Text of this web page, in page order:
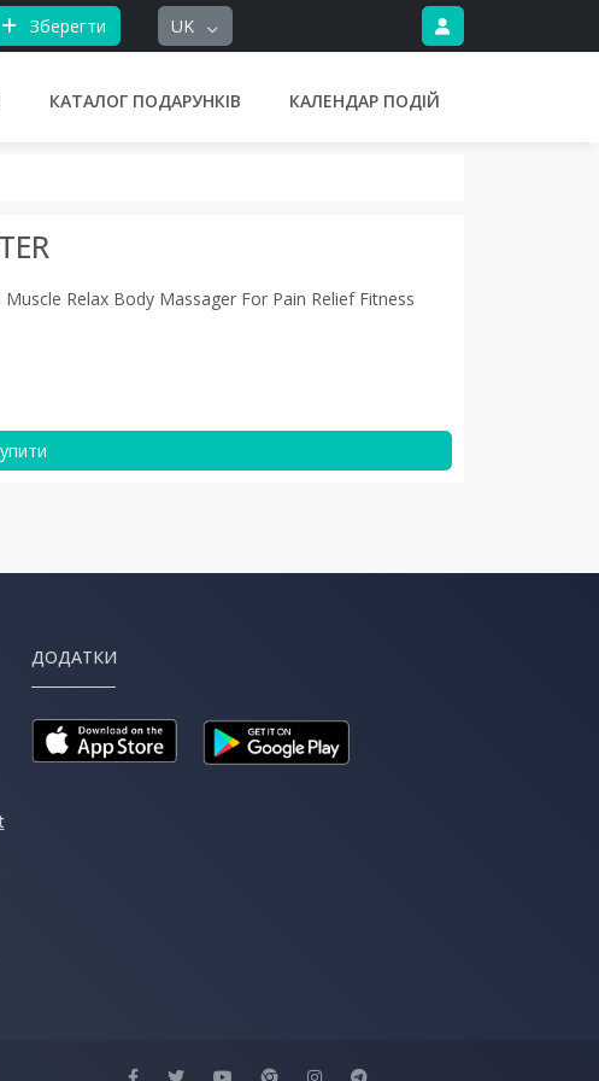
Зберегти UK
КАТАЛОГ ПОДАРУНКІВ КАЛЕНДАР ПОДІЙ
Relax Body Massager For Pain Relief Fitness
ДОДАТКИ